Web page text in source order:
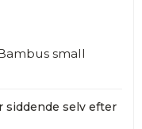
small
siddende selv efter